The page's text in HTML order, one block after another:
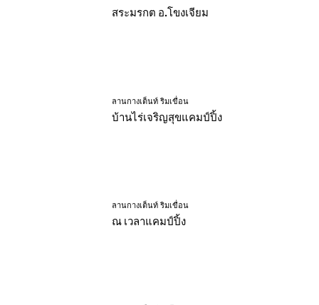
สระมรกต อ.โขงเจียม
ลานกางเต็นท์ ริมเขื่อน
บ้านไร่เจริญสุขแคมป์ปิ้ง
ลานกางเต็นท์ ริมเขื่อน
ณ เวลาแคมป์ปิ้ง